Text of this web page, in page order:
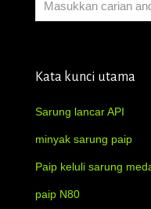
Kata kunci utama
Sarung lancar API
minyak sarung paip
Paip keluli sarung
paip N80